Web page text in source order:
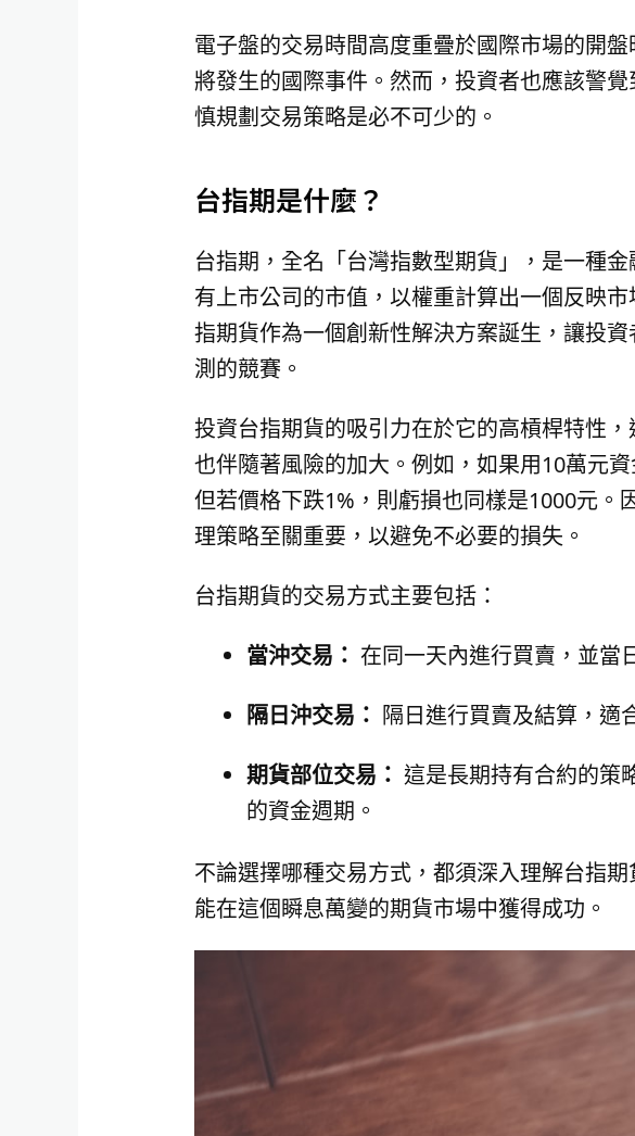
電子盤的交易時間高度重疊於國際市場的開
將發生的國際事件。然而，投資者也應該警
慎規劃交易策略是必不可少的。
台指期是什麼？
台指期，全名「台灣指數型期貨」，是一種
有上市公司的市值，以權重計算出一個反映
指期貨作為一個創新性解決方案誕生，讓投
測的競賽。
投資台指期貨的吸引力在於它的高槓桿特性
也伴隨著風險的加大。例如，如果用10萬元
但若價格下跌1%，則虧損也同樣是1000元
理策略至關重要，以避免不必要的損失。
台指期貨的交易方式主要包括：
當沖交易： 在同一天內進行買賣，並當
隔日沖交易： 隔日進行買賣及結算，適
期貨部位交易： 這是長期持有合約的策
的資金週期。
不論選擇哪種交易方式，都須深入理解台指
能在這個瞬息萬變的期貨市場中獲得成功。